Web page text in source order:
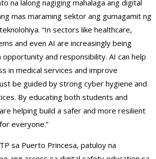
na lalong nagiging mahalaga ang digital
mas maraming sektor ang gumagamit ng
“In sectors like healthcare,
and even AI are increasingly being
and responsibility. AI can help
in medical services and improve
be guided by strong cyber hygiene and
By educating both students and
helping build a safer and more resilient
everyone.”
sa Puerto Princesa, patuloy na